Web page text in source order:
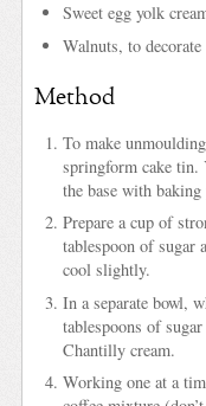
Sweet egg yolk
Walnuts, to decorate
Method
To make
springform cake tin.
the base with baking
Prepare a cup of
tablespoon of sugar
cool slightly.
In a separate bowl,
tablespoons of
Chantilly cream.
Working one at a